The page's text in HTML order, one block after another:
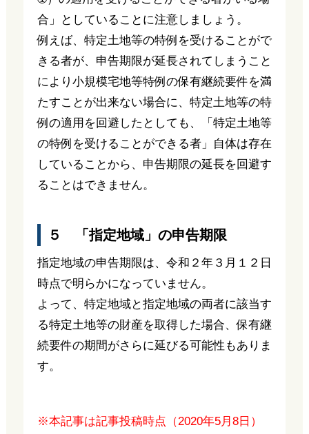
合」としていることに注意しましょう。
例えば、特定土地等の特例を受けることがで
きる者が、申告期限が延長されてしまうこと
により小規模宅地等特例の保有継続要件を満
たすことが出来ない場合に、特定土地等の特
例の適用を回避したとしても、「特定土地等
の特例を受けることができる者」自体は存在
していることから、申告期限の延長を回避す
ることはできません。
５ 「指定地域」の申告期限
指定地域の申告期限は、令和２年３月１２日
時点で明らかになっていません。
よって、特定地域と指定地域の両者に該当す
る特定土地等の財産を取得した場合、保有継
続要件の期間がさらに延びる可能性もありま
す。
※本記事は記事投稿時点（2020年5月8日）